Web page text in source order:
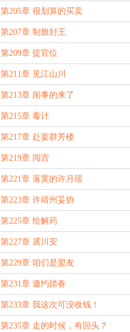
第205章 很划算的买卖
第207章 制旗封王
第209章 提官位
第211章 见江山川
第213章 闹事的来了
第215章 毒计
第217章 赴宴群芳楼
第219章 闯宫
第221章 落寞的许月瑶
第223章 许靖州妥协
第225章 给解药
第227章 裘川安
第229章 咱们是盟友
第231章 邀约踏春
第233章 我这次可没收钱！
第235章 走的时候，有回头？